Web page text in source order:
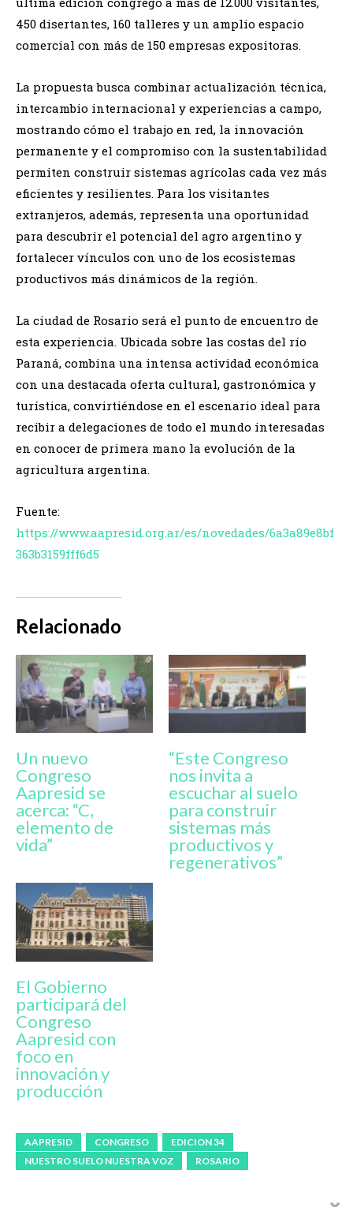
450 disertantes, 160 talleres y un amplio espacio
comercial con más de 150 empresas expositoras.
La propuesta busca combinar actualización técnica,
intercambio internacional y experiencias a campo,
mostrando cómo el trabajo en red, la innovación
permanente y el compromiso con la sustentabilidad
permiten construir sistemas agrícolas cada vez más
eficientes y resilientes. Para los visitantes
extranjeros, además, representa una oportunidad
para descubrir el potencial del agro argentino y
fortalecer vínculos con uno de los ecosistemas
productivos más dinámicos de la región.
La ciudad de Rosario será el punto de encuentro de
esta experiencia. Ubicada sobre las costas del río
Paraná, combina una intensa actividad económica
con una destacada oferta cultural, gastronómica y
turística, convirtiéndose en el escenario ideal para
recibir a delegaciones de todo el mundo interesadas
en conocer de primera mano la evolución de la
agricultura argentina.
Fuente:
https://www.aapresid.org.ar/es/novedades/6a3a89e8bf
363b3159fff6d5
Relacionado
Un nuevo
Congreso
Aapresid se
acerca: “C,
elemento de
vida”
“Este Congreso
nos invita a
escuchar al suelo
para construir
sistemas más
productivos y
regenerativos”
El Gobierno
participará del
Congreso
Aapresid con
foco en
innovación y
producción
AAPRESID CONGRESO
EDICION 34
NUESTRO SUELO NUESTRA VOZ
ROSARIO